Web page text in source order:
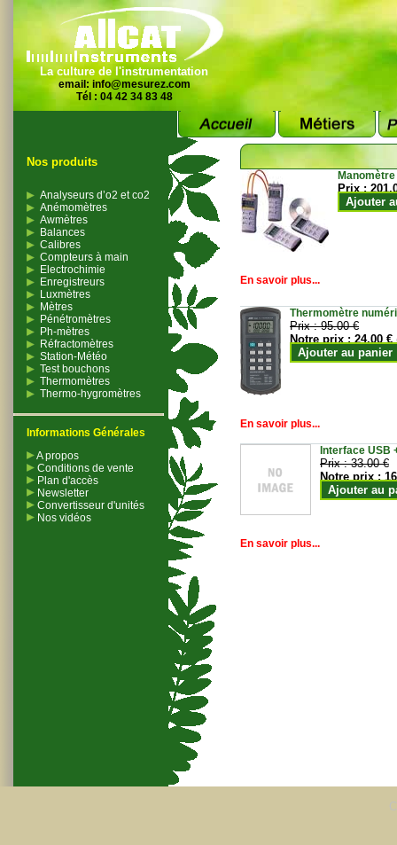
La culture de l'instrumentation
email: info@mesurez.com
Tél : 04 42 34 83 48
Nos produits
Analyseurs d’o2 et co2
Anémomètres
Awmètres
Balances
Calibres
Compteurs à main
Electrochimie
Enregistreurs
Luxmètres
Mètres
Pénétromètres
Ph-mètres
Réfractomètres
Station-Météo
Test bouchons
Thermomètres
Thermo-hygromètres
Informations Générales
A propos
Conditions de vente
Plan d'accès
Newsletter
Convertisseur d'unités
Nos vidéos
Prix :
Ajouter
En savoir plus...
Thermomètre
Prix :95.00 €
Notre prix :24.00 €
Ajouter au panier
En savoir plus...
Interface USB
Prix :33.00 €
Notre prix :
Ajouter au
En savoir plus...